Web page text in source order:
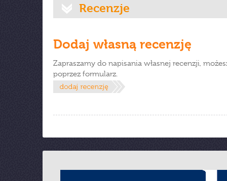
Recenzje
Dodaj własną recenzję
Zapraszamy do napisania własnej recenzji,
poprzez formularz.